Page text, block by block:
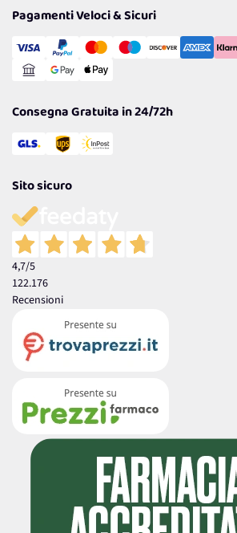
Cookie Policy
Gestisci Cookie
Reso Facile e Veloce
Pagamenti Veloci & Sicuri
Consegna Gratuita in 24/72h
Sito sicuro
4,7/5
122.176
Recensioni